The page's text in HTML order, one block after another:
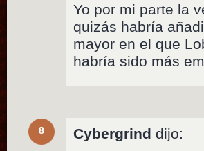
Yo por mi parte la
quizás habría
mayor en el que
habría sido más
8 Cybergrind dijo: